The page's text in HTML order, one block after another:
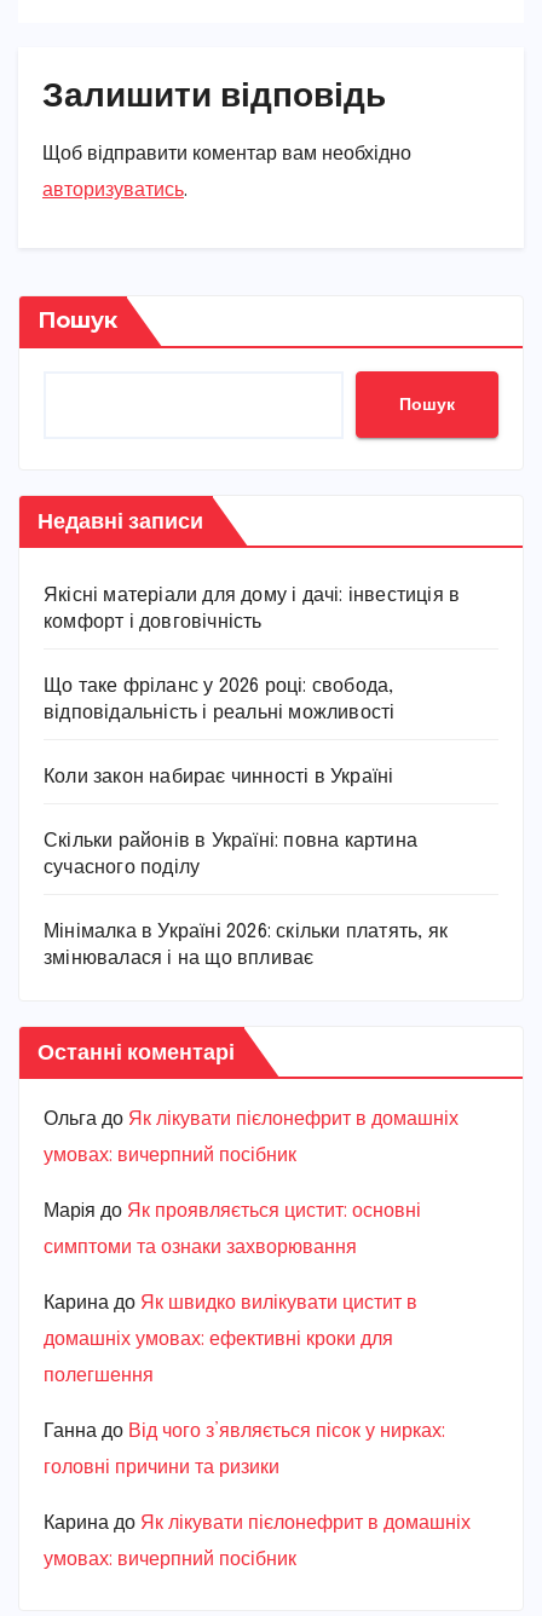
Залишити відповідь
Щоб відправити коментар вам необхідно
авторизуватись.
Пошук
Пошук
Недавні записи
Якісні матеріали для дому і дачі: інвестиція в
комфорт і довговічність
Що таке фріланс у 2026 році: свобода,
відповідальність і реальні можливості
Коли закон набирає чинності в Україні
Скільки районів в Україні: повна картина
сучасного поділу
Мінімалка в Україні 2026: скільки платять, як
змінювалася і на що впливає
Останні коментарі
Ольга до Як лікувати пієлонефрит в домашніх
умовах: вичерпний посібник
Марiя до Як проявляється цистит: основні
симптоми та ознаки захворювання
Карина до Як швидко вилікувати цистит в
домашніх умовах: ефективні кроки для
полегшення
Ганна до Від чого з’являється пісок у нирках:
головні причини та ризики
Карина до Як лікувати пієлонефрит в домашніх
умовах: вичерпний посібник